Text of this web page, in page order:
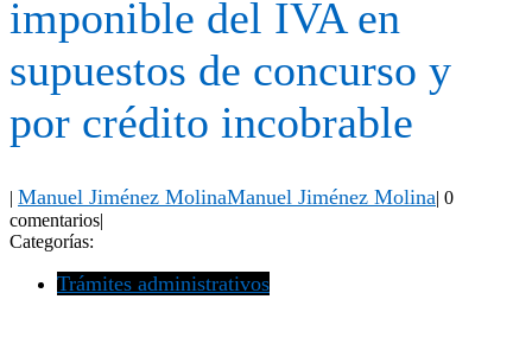
imponible del IVA en
supuestos de concurso y
por crédito incobrable
| Manuel Jiménez MolinaManuel Jiménez Molina| 0
comentarios|
Categorías:
Trámites administrativos